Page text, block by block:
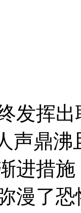
发挥
声鼎
进措
漫了